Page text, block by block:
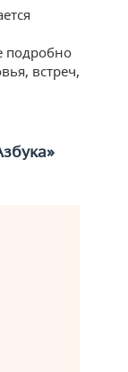
подробно
встреч,